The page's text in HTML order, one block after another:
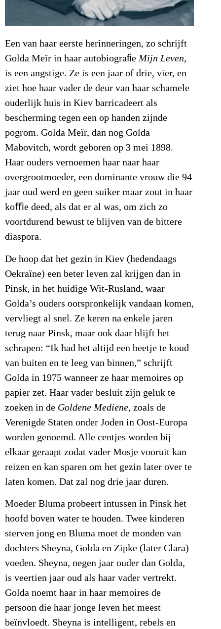
Een van haar eerste herinneringen, zo schrijft
Golda Meïr in haar autobiograﬁeMijn Leven,
is een angstige. Ze is een jaar of drie, vier, en
ziet hoe haar vader de deur van haar schamele
ouderlijk huis in Kiev barricadeert als
bescherming tegen een op handen zijnde
pogrom. Golda Meïr, dan nog Golda
Mabovitch, wordt geboren op 3 mei 1898.
Haar ouders vernoemen haar naar haar
overgrootmoeder, een dominante vrouw die 94
jaar oud werd en geen suiker maar zout in haar
koﬃe deed, als dat er al was, om zich zo
voortdurend bewust te blijven van de bittere
diaspora.
De hoop dat het gezin in Kiev (hedendaags
Oekraïne) een beter leven zal krijgen dan in
Pinsk, in het huidige Wit-Rusland, waar
Golda’s ouders oorspronkelijk vandaan komen,
vervliegt al snel. Ze keren na enkele jaren
terug naar Pinsk, maar ook daar blijft het
schrapen: “Ik had het altijd een beetje te koud
van buiten en te leeg van binnen,” schrijft
Golda in 1975 wanneer ze haar memoires op
papier zet. Haar vader besluit zijn geluk te
zoeken in de Goldene Mediene, zoals de
Verenigde Staten onder Joden in Oost-Europa
worden genoemd. Alle centjes worden bij
elkaar geraapt zodat vader Mosje vooruit kan
reizen en kan sparen om het gezin later over te
laten komen. Dat zal nog drie jaar duren.
Moeder Bluma probeert intussen in Pinsk het
hoofd boven water te houden. Twee kinderen
sterven jong en Bluma moet de monden van
dochters Sheyna, Golda en Zipke (later Clara)
voeden. Sheyna, negen jaar ouder dan Golda,
is veertien jaar oud als haar vader vertrekt.
Golda noemt haar in haar memoires de
persoon die haar jonge leven het meest
beïnvloedt. Sheyna is intelligent, rebels en